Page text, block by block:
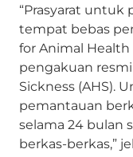
“Prasyarat untuk
tempat bebas
for Animal Health
pengakuan
Sickness (AHS).
pemantauan
selama 24 bulan
berkas-berkas,”